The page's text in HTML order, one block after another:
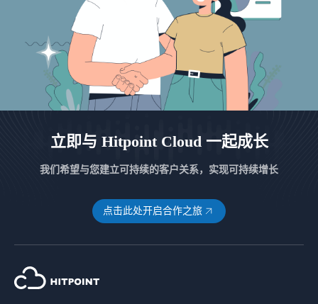
立即与 Hitpoint Cloud 一起成长
我们希望与您建立可持续的客户关系，实现可持续增长
点击此处开启合作之旅